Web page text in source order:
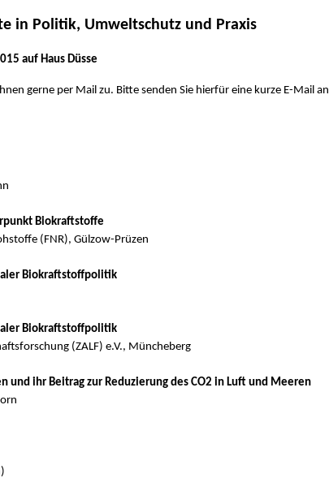
in Politik, Umweltschutz und Praxis
auf Haus Düsse
gerne per Mail zu. Bitte senden Sie hierfür eine kurze E-Mail an
Biokraftstoffe
(FNR), Gülzow-Prüzen
Biokraftstoffpolitik
Biokraftstoffpolitik
(ZALF) e.V., Müncheberg
ihr Beitrag zur Reduzierung des CO2 in Luft und Meeren